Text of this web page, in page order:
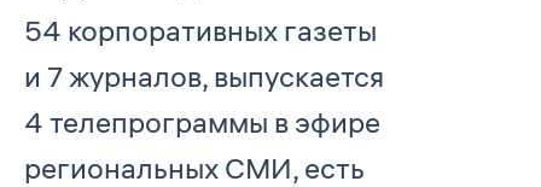
54 корпоративных газеты
и 7 журналов, выпускается
4 телепрограммы в эфире
региональных СМИ, есть